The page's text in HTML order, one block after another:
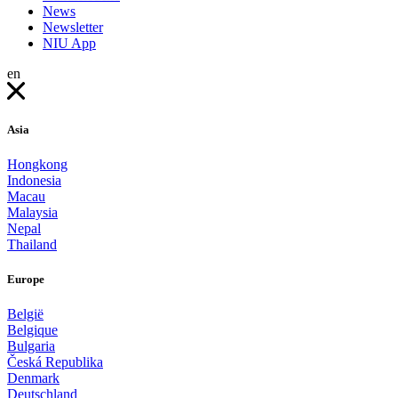
News
Newsletter
NIU App
en
Asia
Hongkong
Indonesia
Macau
Malaysia
Nepal
Thailand
Europe
België
Belgique
Bulgaria
Česká Republika
Denmark
Deutschland